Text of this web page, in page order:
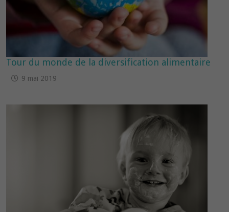
Tour du monde de la diversification alimentaire
9 mai 2019